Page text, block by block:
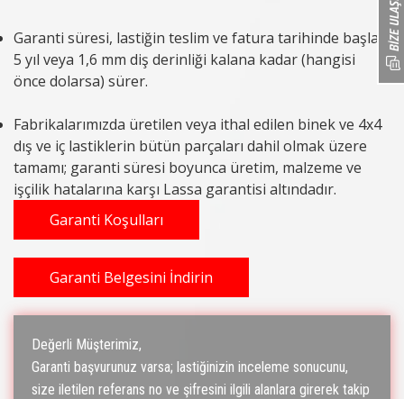
Garanti süresi, lastiğin teslim ve fatura tarihinde başlar,
5 yıl veya 1,6 mm diş derinliği kalana kadar (hangisi
önce dolarsa) sürer.
Fabrikalarımızda üretilen veya ithal edilen binek ve 4x4
dış ve iç lastiklerin bütün parçaları dahil olmak üzere
tamamı; garanti süresi boyunca üretim, malzeme ve
işçilik hatalarına karşı Lassa garantisi altındadır.
Garanti Koşulları
Garanti Belgesini İndirin
Değerli Müşterimiz,
Garanti başvurunuz varsa; lastiğinizin inceleme sonucunu,
size iletilen referans no ve şifresini ilgili alanlara girerek takip